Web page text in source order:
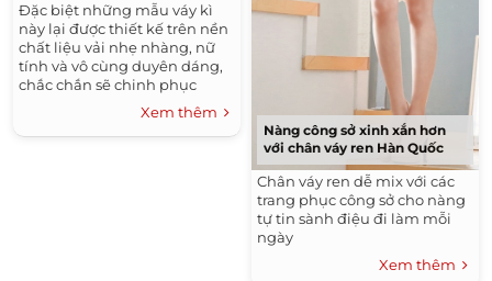
Đặc biệt những mẫu váy kì
này lại được thiết kế trên nền
chất liệu vải nhẹ nhàng, nữ
tính và vô cùng duyên dáng,
chắc chắn sẽ chinh phục
được bất cứ cô bạn nào dù là
Xem thêm
Nàng công sở xinh xắn hơn
với chân váy ren Hàn Quốc
Chân váy ren dễ mix với các
trang phục công sở cho nàng
tự tin sành điệu đi làm mỗi
ngày
Xem thêm